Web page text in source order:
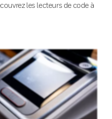
les lecteurs de code à